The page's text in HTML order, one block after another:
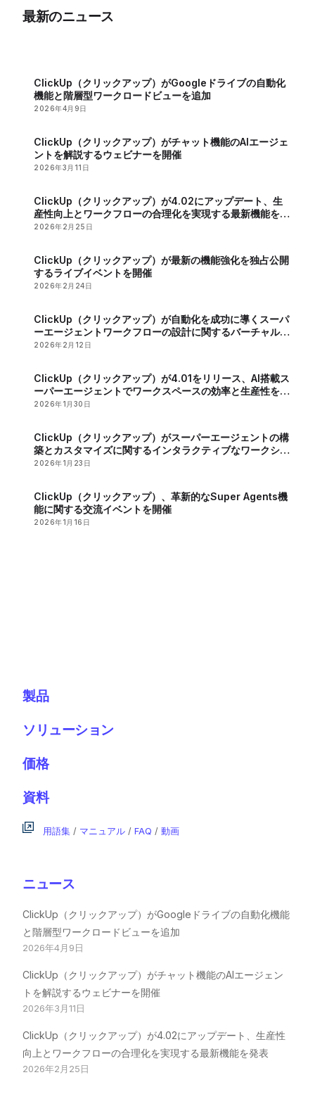
最新のニュース
ClickUp（クリックアップ）がGoogleドライブの自動化
機能と階層型ワークロードビューを追加
2026年4月9日
ClickUp（クリックアップ）がチャット機能のAIエージェ
ントを解説するウェビナーを開催
2026年3月11日
ClickUp（クリックアップ）が4.02にアップデート、生
産性向上とワークフローの合理化を実現する最新機能を発
表
2026年2月25日
ClickUp（クリックアップ）が最新の機能強化を独占公開
するライブイベントを開催
2026年2月24日
ClickUp（クリックアップ）が自動化を成功に導くスーパ
ーエージェントワークフローの設計に関するバーチャルイ
ベントを開催
2026年2月12日
ClickUp（クリックアップ）が4.01をリリース、AI搭載ス
ーパーエージェントでワークスペースの効率と生産性を向
上
2026年1月30日
ClickUp（クリックアップ）がスーパーエージェントの構
築とカスタマイズに関するインタラクティブなワークショ
ップを開催
2026年1月23日
ClickUp（クリックアップ）、革新的なSuper Agents機
能に関する交流イベントを開催
2026年1月16日
製品
ソリューション
価格
資料
用語集 / マニュアル /FAQ /動画
ニュース
ClickUp（クリックアップ）がGoogleドライブの自動化機能
と階層型ワークロードビューを追加
2026年4月9日
ClickUp（クリックアップ）がチャット機能のAIエージェン
トを解説するウェビナーを開催
2026年3月11日
ClickUp（クリックアップ）が4.02にアップデート、生産性
向上とワークフローの合理化を実現する最新機能を発表
2026年2月25日